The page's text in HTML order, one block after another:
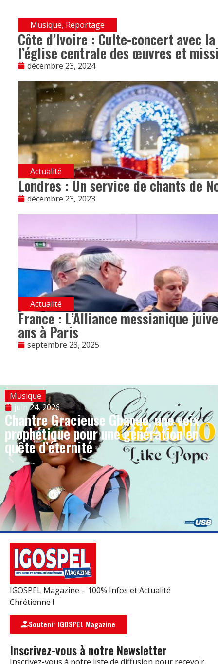
Musique, Reportage
Côte d’Ivoire : Culte-concert avec
l’église centrale des œuvres et
décembre 23, 2024
Actualité
Londres : Un service de chants de
décembre 23, 2023
Actualité
France : L’Alliance messianique
ans à Paris
septembre 23, 2025
Musique
juin 24, 2026
Chantre Gracieuse Gbaouo, une voix
prophétique pour une génération en
quête d’éternité
IGOSPEL Magazine – 100% Infos et Actualité
Chrétienne !
Soutenir IGOSPEL Magazine
Inscrivez-vous à notre Newsletter
Inscrivez-vous à notre liste de diffusion pour recevoir